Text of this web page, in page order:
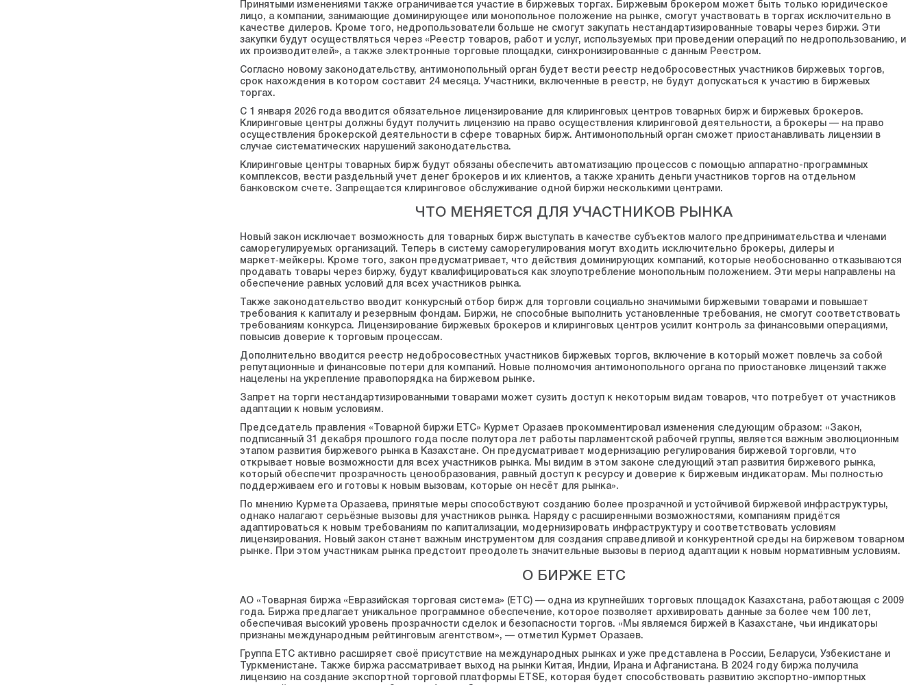
Принятыми изменениями также ограничивается участие в биржевых торгах. Биржевым брокером может быть только юридическое
лицо, а компании, занимающие доминирующее или монопольное положение на рынке, смогут участвовать в торгах исключительно в
качестве дилеров. Кроме того, недропользователи больше не смогут закупать нестандартизированные товары через биржи. Эти
закупки будут осуществляться через «Реестр товаров, работ и услуг, используемых при проведении операций по недропользованию, и
их производителей», а также электронные торговые площадки, синхронизированные с данным Реестром.
Согласно новому законодательству, антимонопольный орган будет вести реестр недобросовестных участников биржевых торгов,
срок нахождения в котором составит 24 месяца. Участники, включенные в реестр, не будут допускаться к участию в биржевых
торгах.
С 1 января 2026 года вводится обязательное лицензирование для клиринговых центров товарных бирж и биржевых брокеров.
Клиринговые центры должны будут получить лицензию на право осуществления клиринговой деятельности, а брокеры — на право
осуществления брокерской деятельности в сфере товарных бирж. Антимонопольный орган сможет приостанавливать лицензии в
случае систематических нарушений законодательства.
Клиринговые центры товарных бирж будут обязаны обеспечить автоматизацию процессов с помощью аппаратно-программных
комплексов, вести раздельный учет денег брокеров и их клиентов, а также хранить деньги участников торгов на отдельном
банковском счете. Запрещается клиринговое обслуживание одной биржи несколькими центрами.
ЧТО МЕНЯЕТСЯ ДЛЯ УЧАСТНИКОВ РЫНКА
Новый закон исключает возможность для товарных бирж выступать в качестве субъектов малого предпринимательства и членами
саморегулируемых организаций. Теперь в систему саморегулирования могут входить исключительно брокеры, дилеры и
маркет‑мейкеры. Кроме того, закон предусматривает, что действия доминирующих компаний, которые необоснованно отказываются
продавать товары через биржу, будут квалифицироваться как злоупотребление монопольным положением. Эти меры направлены на
обеспечение равных условий для всех участников рынка.
Также законодательство вводит конкурсный отбор бирж для торговли социально значимыми биржевыми товарами и повышает
требования к капиталу и резервным фондам. Биржи, не способные выполнить установленные требования, не смогут соответствовать
требованиям конкурса. Лицензирование биржевых брокеров и клиринговых центров усилит контроль за финансовыми операциями,
повысив доверие к торговым процессам.
Дополнительно вводится реестр недобросовестных участников биржевых торгов, включение в который может повлечь за собой
репутационные и финансовые потери для компаний. Новые полномочия антимонопольного органа по приостановке лицензий также
нацелены на укрепление правопорядка на биржевом рынке.
Запрет на торги нестандартизированными товарами может сузить доступ к некоторым видам товаров, что потребует от участников
адаптации к новым условиям.
Председатель правления «Товарной биржи ETС» Курмет Оразаев прокомментировал изменения следующим образом: «Закон,
подписанный 31 декабря прошлого года после полутора лет работы парламентской рабочей группы, является важным эволюционным
этапом развития биржевого рынка в Казахстане. Он предусматривает модернизацию регулирования биржевой торговли, что
открывает новые возможности для всех участников рынка. Мы видим в этом законе следующий этап развития биржевого рынка,
который обеспечит прозрачность ценообразования, равный доступ к ресурсу и доверие к биржевым индикаторам. Мы полностью
поддерживаем его и готовы к новым вызовам, которые он несёт для рынка».
По мнению Курмета Оразаева, принятые меры способствуют созданию более прозрачной и устойчивой биржевой инфраструктуры,
однако налагают серьёзные вызовы для участников рынка. Наряду с расширенными возможностями, компаниям придётся
адаптироваться к новым требованиям по капитализации, модернизировать инфраструктуру и соответствовать условиям
лицензирования. Новый закон станет важным инструментом для создания справедливой и конкурентной среды на биржевом товарном
рынке. При этом участникам рынка предстоит преодолеть значительные вызовы в период адаптации к новым нормативным условиям.
О БИРЖЕ ETC
АО «Товарная биржа «Евразийская торговая система» (ЕТС) — одна из крупнейших торговых площадок Казахстана, работающая с 2009
года. Биржа предлагает уникальное программное обеспечение, которое позволяет архивировать данные за более чем 100 лет,
обеспечивая высокий уровень прозрачности сделок и безопасности торгов. «Мы являемся биржей в Казахстане, чьи индикаторы
признаны международным рейтинговым агентством», — отметил Курмет Оразаев.
Группа ЕТС активно расширяет своё присутствие на международных рынках и уже представлена в России, Беларуси, Узбекистане и
Туркменистане. Также биржа рассматривает выход на рынки Китая, Индии, Ирана и Афганистана. В 2024 году биржа получила
лицензию на создание экспортной торговой платформы ETSE, которая будет способствовать развитию экспортно-импортных